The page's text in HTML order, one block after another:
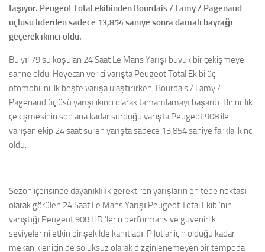
taşıyor. Peugeot Total ekibinden Bourdais / Lamy / Pagenaud
üçlüsü liderden sadece 13,854 saniye sonra damalı bayrağı
geçerek ikinci oldu.
Bu yıl 79.su koşulan 24 Saat Le Mans Yarışı büyük bir çekişmeye
sahne oldu. Heyecan verici yarışta Peugeot Total Ekibi üç
otomobilini ilk beşte varışa ulaştırırken, Bourdais / Lamy /
Pagenaud üçlüsü yarışı ikinci olarak tamamlamayı başardı. Birincilik
çekişmesinin son ana kadar sürdüğü yarışta Peugeot 908 ile
yarışan ekip 24 saat süren yarışta sadece 13,854 saniye farkla ikinci
oldu.
Sezon içerisinde dayanıklılık gerektiren yarışların en tepe noktası
olarak görülen 24 Saat Le Mans Yarışı Peugeot Total Ekibi’nin
yarıştığı Peugeot 908 HDi’lerin performans ve güvenirlik
seviyelerini etkin bir şekilde kanıtladı. Pilotlar için olduğu kadar
mekanikler için de soluksuz olarak dizginlenemeyen bir tempoda